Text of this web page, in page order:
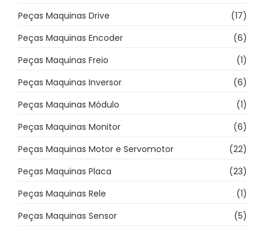
Peças Maquinas Drive
(17)
Peças Maquinas Encoder
(6)
Peças Maquinas Freio
(1)
Peças Maquinas Inversor
(6)
Peças Maquinas Módulo
(1)
Peças Maquinas Monitor
(6)
Peças Maquinas Motor e Servomotor
(22)
Peças Maquinas Placa
(23)
Peças Maquinas Rele
(1)
Peças Maquinas Sensor
(5)